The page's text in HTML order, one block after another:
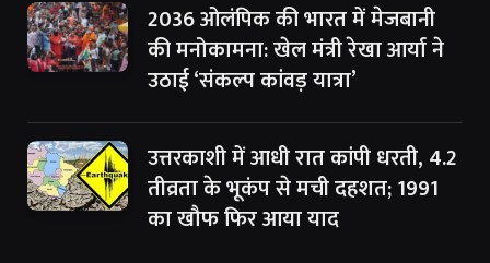
2036 ओलंपिक की भारत में मेजबानी
की मनोकामना: खेल मंत्री रेखा आर्या ने
उठाई ‘संकल्प कांवड़ यात्रा’
उत्तरकाशी में आधी रात कांपी धरती, 4.2
तीव्रता के भूकंप से मची दहशत; 1991
का खौफ फिर आया याद